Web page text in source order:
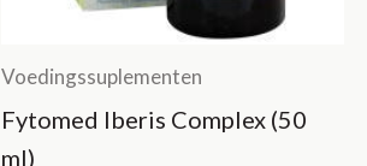
Voedingssuplementen
Fytomed Iberis Complex (50
ml)